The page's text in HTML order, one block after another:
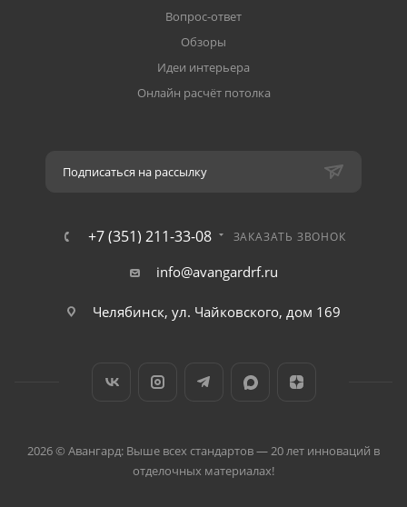
Вопрос-ответ
Обзоры
Идеи интерьера
Онлайн расчёт потолка
Подписаться на рассылку
+7 (351) 211-33-08 ЗАКАЗАТЬ ЗВОНОК
info@avangardrf.ru
Челябинск, ул. Чайковского, дом 169
2026 © Авангард: Выше всех стандартов — 20 лет инноваций в
отделочных материалах!